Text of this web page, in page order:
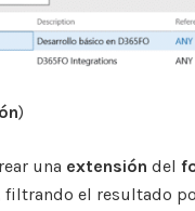
)
una extensión del
el resultado